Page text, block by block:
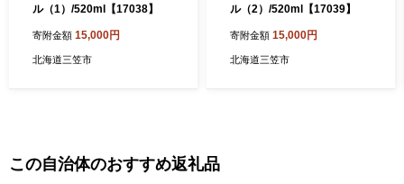
ル（1）/520ml【17038】
寄附金額 15,000円
北海道三笠市
ル（2）/520ml【17039】
寄附金額 15,000円
北海道三笠市
この自治体のおすすめ返礼品